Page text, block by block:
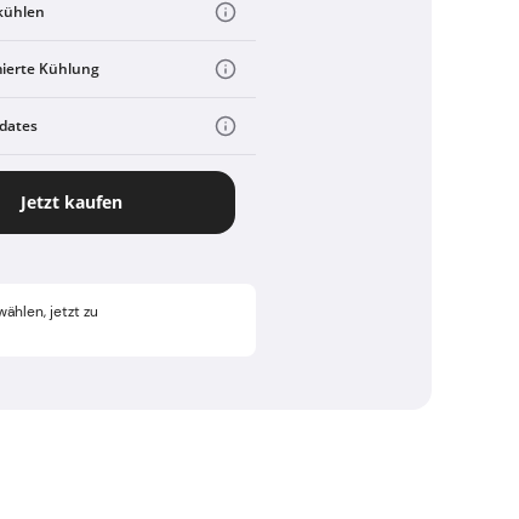
Kühlung
Jetzt kaufen
jetzt zu